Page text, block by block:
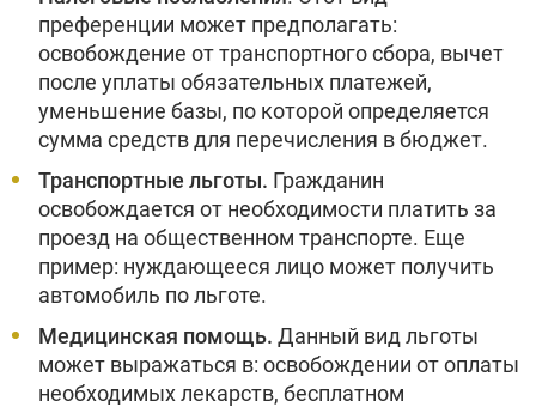
преференции может предполагать:
освобождение от транспортного сбора, вычет
после уплаты обязательных платежей,
уменьшение базы, по которой определяется
сумма средств для перечисления в бюджет.
Транспортные льготы. Гражданин
освобождается от необходимости платить за
проезд на общественном транспорте. Еще
пример: нуждающееся лицо может получить
автомобиль по льготе.
Медицинская помощь. Данный вид льготы
может выражаться в: освобождении от оплаты
необходимых лекарств, бесплатном